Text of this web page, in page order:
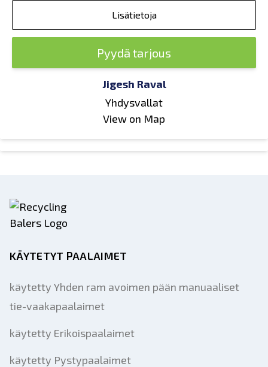
Lisätietoja
Pyydä tarjous
Jigesh Raval
Yhdysvallat
View on Map
KÄYTETYT PAALAIMET
käytetty Yhden ram avoimen pään manuaaliset
tie-vaakapaalaimet
käytetty Erikoispaalaimet
käytetty Pystypaalaimet